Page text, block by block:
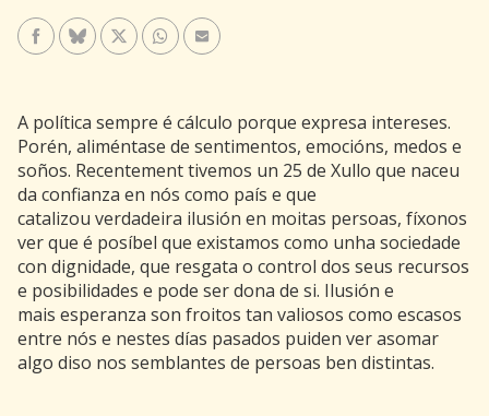
Facebook
BlueskyTwitter/XWhatsAppEnviar un e-mail
A política sempre é cálculo porque expresa intereses.
Porén, aliméntase de sentimentos, emocións, medos e
soños. Recentement tivemos un 25 de Xullo que naceu
da confianza en nós como país e que
catalizou verdadeira ilusión en moitas persoas, fíxonos
ver que é posíbel que existamos como unha sociedade
con dignidade, que resgata o control dos seus recursos
e posibilidades e pode ser dona de si. Ilusión e
mais esperanza son froitos tan valiosos como escasos
entre nós e nestes días pasados puiden ver asomar
algo diso nos semblantes de persoas ben distintas.